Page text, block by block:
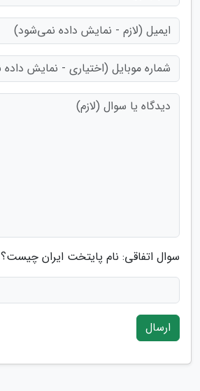
سوال اتفاقی: نام پایتخت ایران چیست؟
ارسال